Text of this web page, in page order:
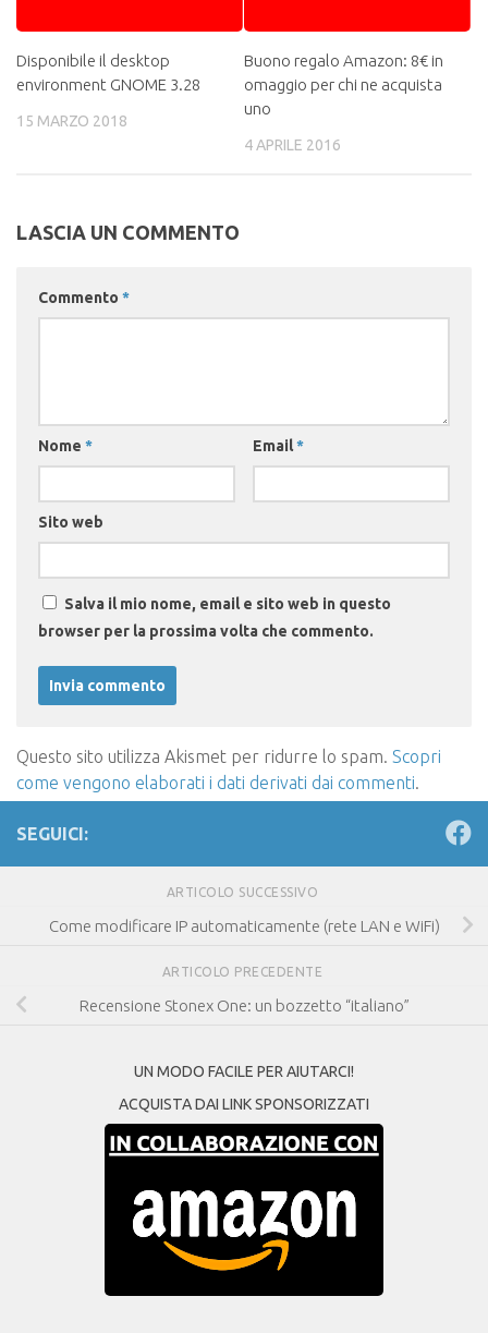
Disponibile il desktop
environment GNOME 3.28
15 MARZO 2018
Buono regalo Amazon: 8€ in
omaggio per chi ne acquista
uno
4 APRILE 2016
LASCIA UN COMMENTO
Commento *
Nome * Email*
Sito web
Salva il mio nome, email e sito web in questo
browser per la prossima volta che commento.
Questo sito utilizza Akismet per ridurre lo spam. Scopri
come vengono elaborati i dati derivati dai commenti.
SEGUICI:
ARTICOLO SUCCESSIVO
Come modificare IP automaticamente (rete LAN e WiFi)
ARTICOLO PRECEDENTE
Recensione Stonex One: un bozzetto “italiano”
UN MODO FACILE PER AIUTARCI!
ACQUISTA DAI LINK SPONSORIZZATI